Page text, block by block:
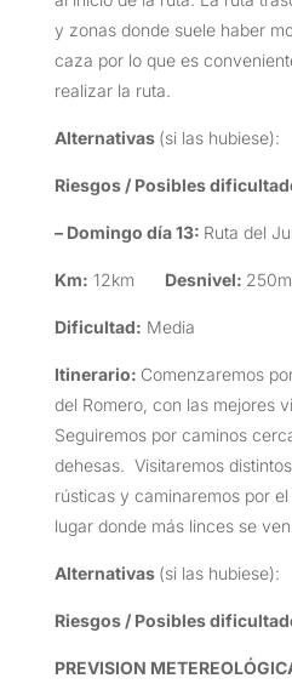
y zonas donde suele haber
caza por lo que es
realizar la ruta.
Alternativas (si las hubiese):
Riesgos / Posibles
– Domingo día 13: Ruta del
Km: 12km Desnivel:
Dificultad:
Itinerario: Comenzaremos
del Romero, con las mejores
Seguiremos por caminos
dehesas. Visitaremos
rústicas y caminaremos por
lugar donde más linces se ven.
Alternativas (si las hubiese):
Riesgos / Posibles
PREVISION